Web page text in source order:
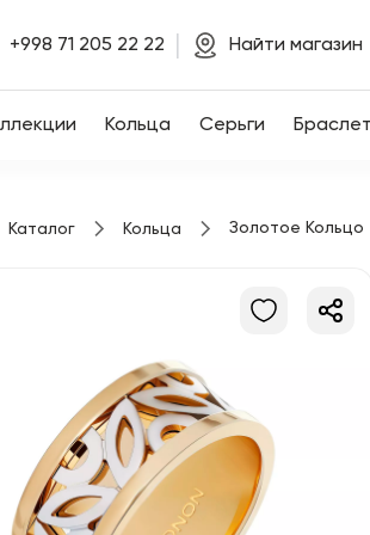
+998 71 205 22 22 Найти магазин
Кольца Серьги
Каталог Кольца Золотое Кольцо